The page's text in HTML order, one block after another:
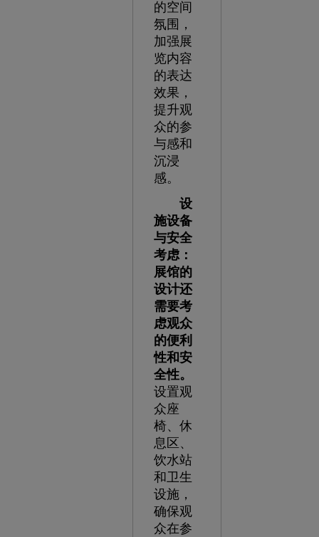
的空间
氛围，
加强展
览内容
的表达
效果，
提升观
众的参
与感和
沉浸
感。
设
施设备
与安全
考虑：
展馆的
设计还
需要考
虑观众
的便利
性和安
全性。
设置观
众座
椅、休
息区、
饮水站
和卫生
设施，
确保观
众在参